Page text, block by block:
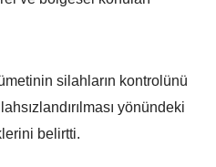
silahların kontrolünü
yönündeki
belirtti.